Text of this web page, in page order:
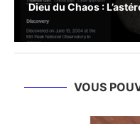
Dieu du Chaos :
VOUS